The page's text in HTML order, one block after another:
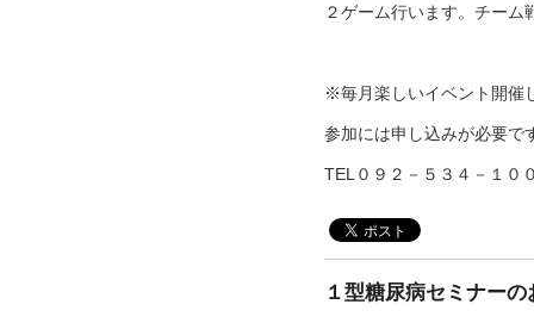
２ゲーム行います。チーム
※毎月楽しいイベント開催
参加には申し込みが必要で
TEL０９２－５３４－１０
１型糖尿病セミナーの